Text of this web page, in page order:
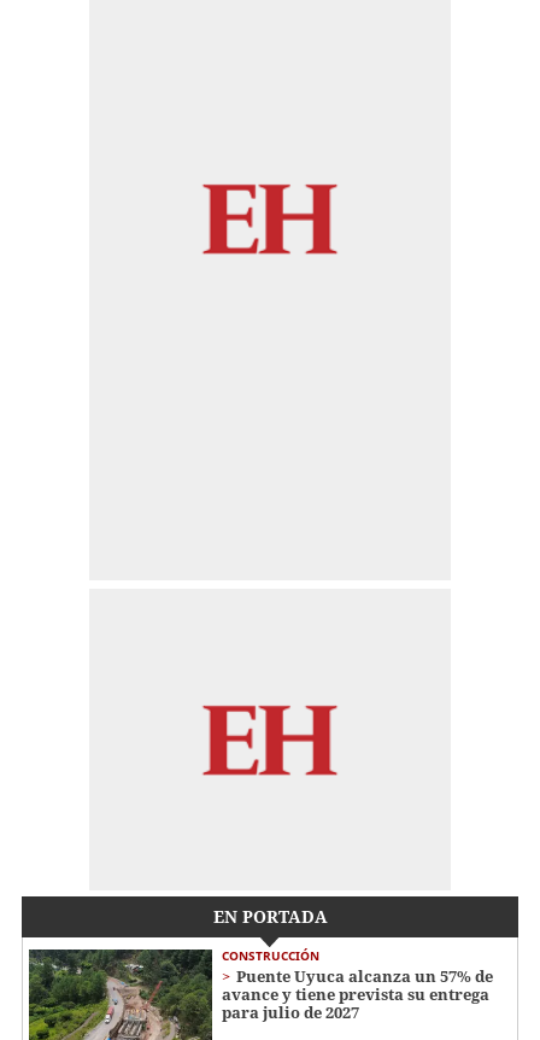
EN PORTADA
CONSTRUCCIÓN
Puente Uyuca alcanza un 57% de
avance y tiene prevista su entrega
para julio de 2027